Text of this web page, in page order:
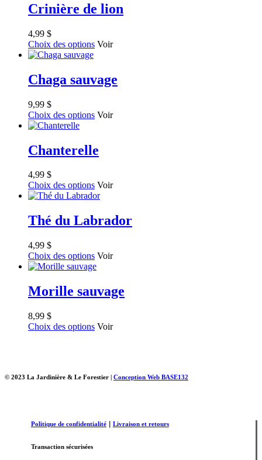
Crinière de lion
4,99 $
Choix des options Voir
Chaga sauvage
9,99 $
Choix des options Voir
Chanterelle
4,99 $
Choix des options Voir
Thé du Labrador
4,99 $
Choix des options Voir
Morille sauvage
8,99 $
Choix des options Voir
© 2023 La Jardinière & Le Forestier | Conception Web BASE132
Politique de confidentialité｜ Livraison et retours
Transaction sécurisées